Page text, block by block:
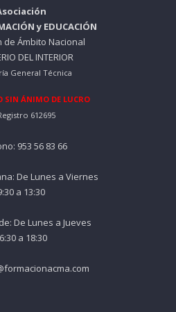
y EDUCACIÓN
de Ámbito Nacional
DEL INTERIOR
General Técnica
SIN ÁNIMO DE LUCRO
612695
953 56 83 66
De Lunes a Viernes
a 13:30
De Lunes a Jueves
a 18:30